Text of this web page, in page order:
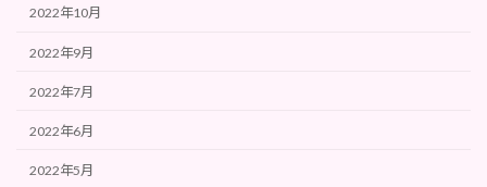
2022年10月
2022年9月
2022年7月
2022年6月
2022年5月